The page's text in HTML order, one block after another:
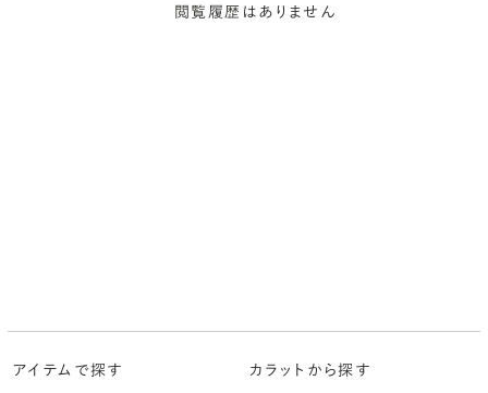
閲覧履歴はありません
アイテムで探す
カラットから探す